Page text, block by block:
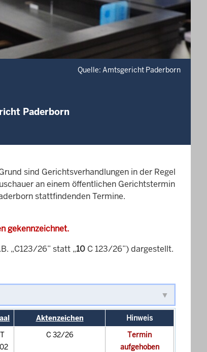
Quelle: Amtsgericht Paderborn
Paderborn
sind Gerichtsverhandlungen in der Regel
an einem öffentlichen Gerichtstermin
stattfindenden Termine.
gekennzeichnet.
„C123/26” statt „10 C 123/26”) dargestellt.
Aktenzeichen
Hinweis
T
C 32/26
Termin
aufgehoben